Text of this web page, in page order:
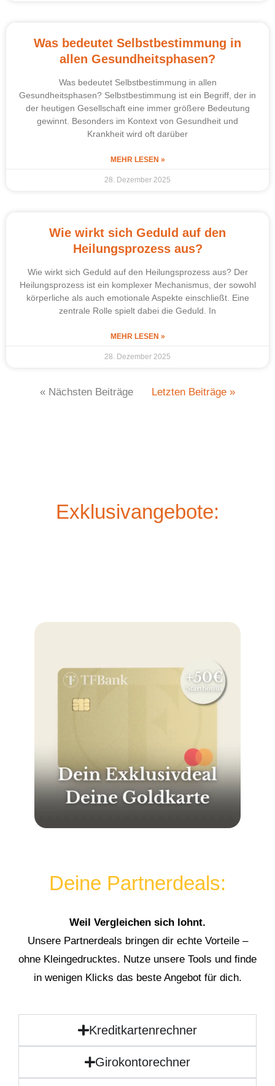
Was bedeutet Selbstbestimmung in
allen Gesundheitsphasen?
Was bedeutet Selbstbestimmung in allen
Gesundheitsphasen? Selbstbestimmung ist ein Begriff, der in
der heutigen Gesellschaft eine immer größere Bedeutung
gewinnt. Besonders im Kontext von Gesundheit und
Krankheit wird oft darüber
MEHR LESEN »
28. Dezember 2025
Wie wirkt sich Geduld auf den
Heilungsprozess aus?
Wie wirkt sich Geduld auf den Heilungsprozess aus? Der
Heilungsprozess ist ein komplexer Mechanismus, der sowohl
körperliche als auch emotionale Aspekte einschließt. Eine
zentrale Rolle spielt dabei die Geduld. In
MEHR LESEN »
28. Dezember 2025
« Nächsten Beiträge Letzten Beiträge »
Exklusivangebote:
Deine Partnerdeals:
Weil Vergleichen sich lohnt.
Unsere Partnerdeals bringen dir echte Vorteile –
ohne Kleingedrucktes. Nutze unsere Tools und finde
in wenigen Klicks das beste Angebot für dich.
Kreditkartenrechner
Girokontorechner